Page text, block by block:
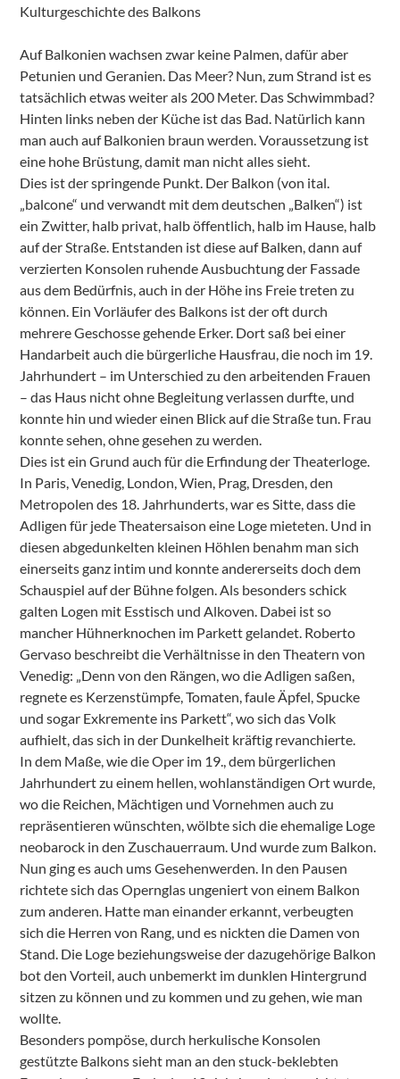
Kulturgeschichte des Balkons
Auf Balkonien wachsen zwar keine Palmen, dafür aber
Petunien und Geranien. Das Meer? Nun, zum Strand ist es
tatsächlich etwas weiter als 200 Meter. Das Schwimmbad?
Hinten links neben der Küche ist das Bad. Natürlich kann
man auch auf Balkonien braun werden. Voraussetzung ist
eine hohe Brüstung, damit man nicht alles sieht.
Dies ist der springende Punkt. Der Balkon (von ital.
„balcone“ und verwandt mit dem deutschen „Balken“) ist
ein Zwitter, halb privat, halb öffentlich, halb im Hause, halb
auf der Straße. Entstanden ist diese auf Balken, dann auf
verzierten Konsolen ruhende Ausbuchtung der Fassade
aus dem Bedürfnis, auch in der Höhe ins Freie treten zu
können. Ein Vorläufer des Balkons ist der oft durch
mehrere Geschosse gehende Erker. Dort saß bei einer
Handarbeit auch die bürgerliche Hausfrau, die noch im 19.
Jahrhundert – im Unterschied zu den arbeitenden Frauen
– das Haus nicht ohne Begleitung verlassen durfte, und
konnte hin und wieder einen Blick auf die Straße tun. Frau
konnte sehen, ohne gesehen zu werden.
Dies ist ein Grund auch für die Erfindung der Theaterloge.
In Paris, Venedig, London, Wien, Prag, Dresden, den
Metropolen des 18. Jahrhunderts, war es Sitte, dass die
Adligen für jede Theatersaison eine Loge mieteten. Und in
diesen abgedunkelten kleinen Höhlen benahm man sich
einerseits ganz intim und konnte andererseits doch dem
Schauspiel auf der Bühne folgen. Als besonders schick
galten Logen mit Esstisch und Alkoven. Dabei ist so
mancher Hühnerknochen im Parkett gelandet. Roberto
Gervaso beschreibt die Verhältnisse in den Theatern von
Venedig: „Denn von den Rängen, wo die Adligen saßen,
regnete es Kerzenstümpfe, Tomaten, faule Äpfel, Spucke
und sogar Exkremente ins Parkett“, wo sich das Volk
aufhielt, das sich in der Dunkelheit kräftig revanchierte.
In dem Maße, wie die Oper im 19., dem bürgerlichen
Jahrhundert zu einem hellen, wohlanständigen Ort wurde,
wo die Reichen, Mächtigen und Vornehmen auch zu
repräsentieren wünschten, wölbte sich die ehemalige Loge
neobarock in den Zuschauerraum. Und wurde zum Balkon.
Nun ging es auch ums Gesehenwerden. In den Pausen
richtete sich das Opernglas ungeniert von einem Balkon
zum anderen. Hatte man einander erkannt, verbeugten
sich die Herren von Rang, und es nickten die Damen von
Stand. Die Loge beziehungsweise der dazugehörige Balkon
bot den Vorteil, auch unbemerkt im dunklen Hintergrund
sitzen zu können und zu kommen und zu gehen, wie man
wollte.
Besonders pompöse, durch herkulische Konsolen
gestützte Balkons sieht man an den stuck-beklebten